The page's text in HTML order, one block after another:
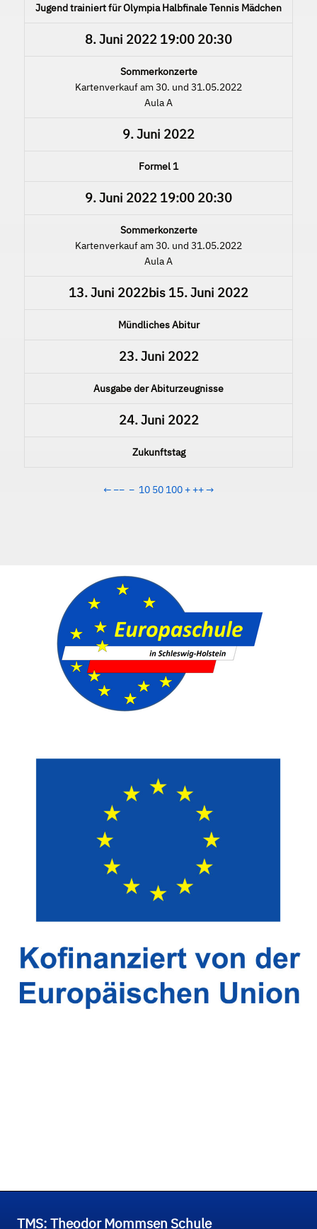
Jugend trainiert für Olympia Halbfinale Tennis Mädchen
8. Juni 2022 19:00 20:30
Sommerkonzerte
Kartenverkauf am 30. und 31.05.2022
Aula A
9. Juni 2022
Formel 1
9. Juni 2022 19:00 20:30
Sommerkonzerte
Kartenverkauf am 30. und 31.05.2022
Aula A
13. Juni 2022bis 15. Juni 2022
Mündliches Abitur
23. Juni 2022
Ausgabe der Abiturzeugnisse
24. Juni 2022
Zukunftstag
← −− − 10 50 100 + ++→
TMS: Theodor Mommsen Schule